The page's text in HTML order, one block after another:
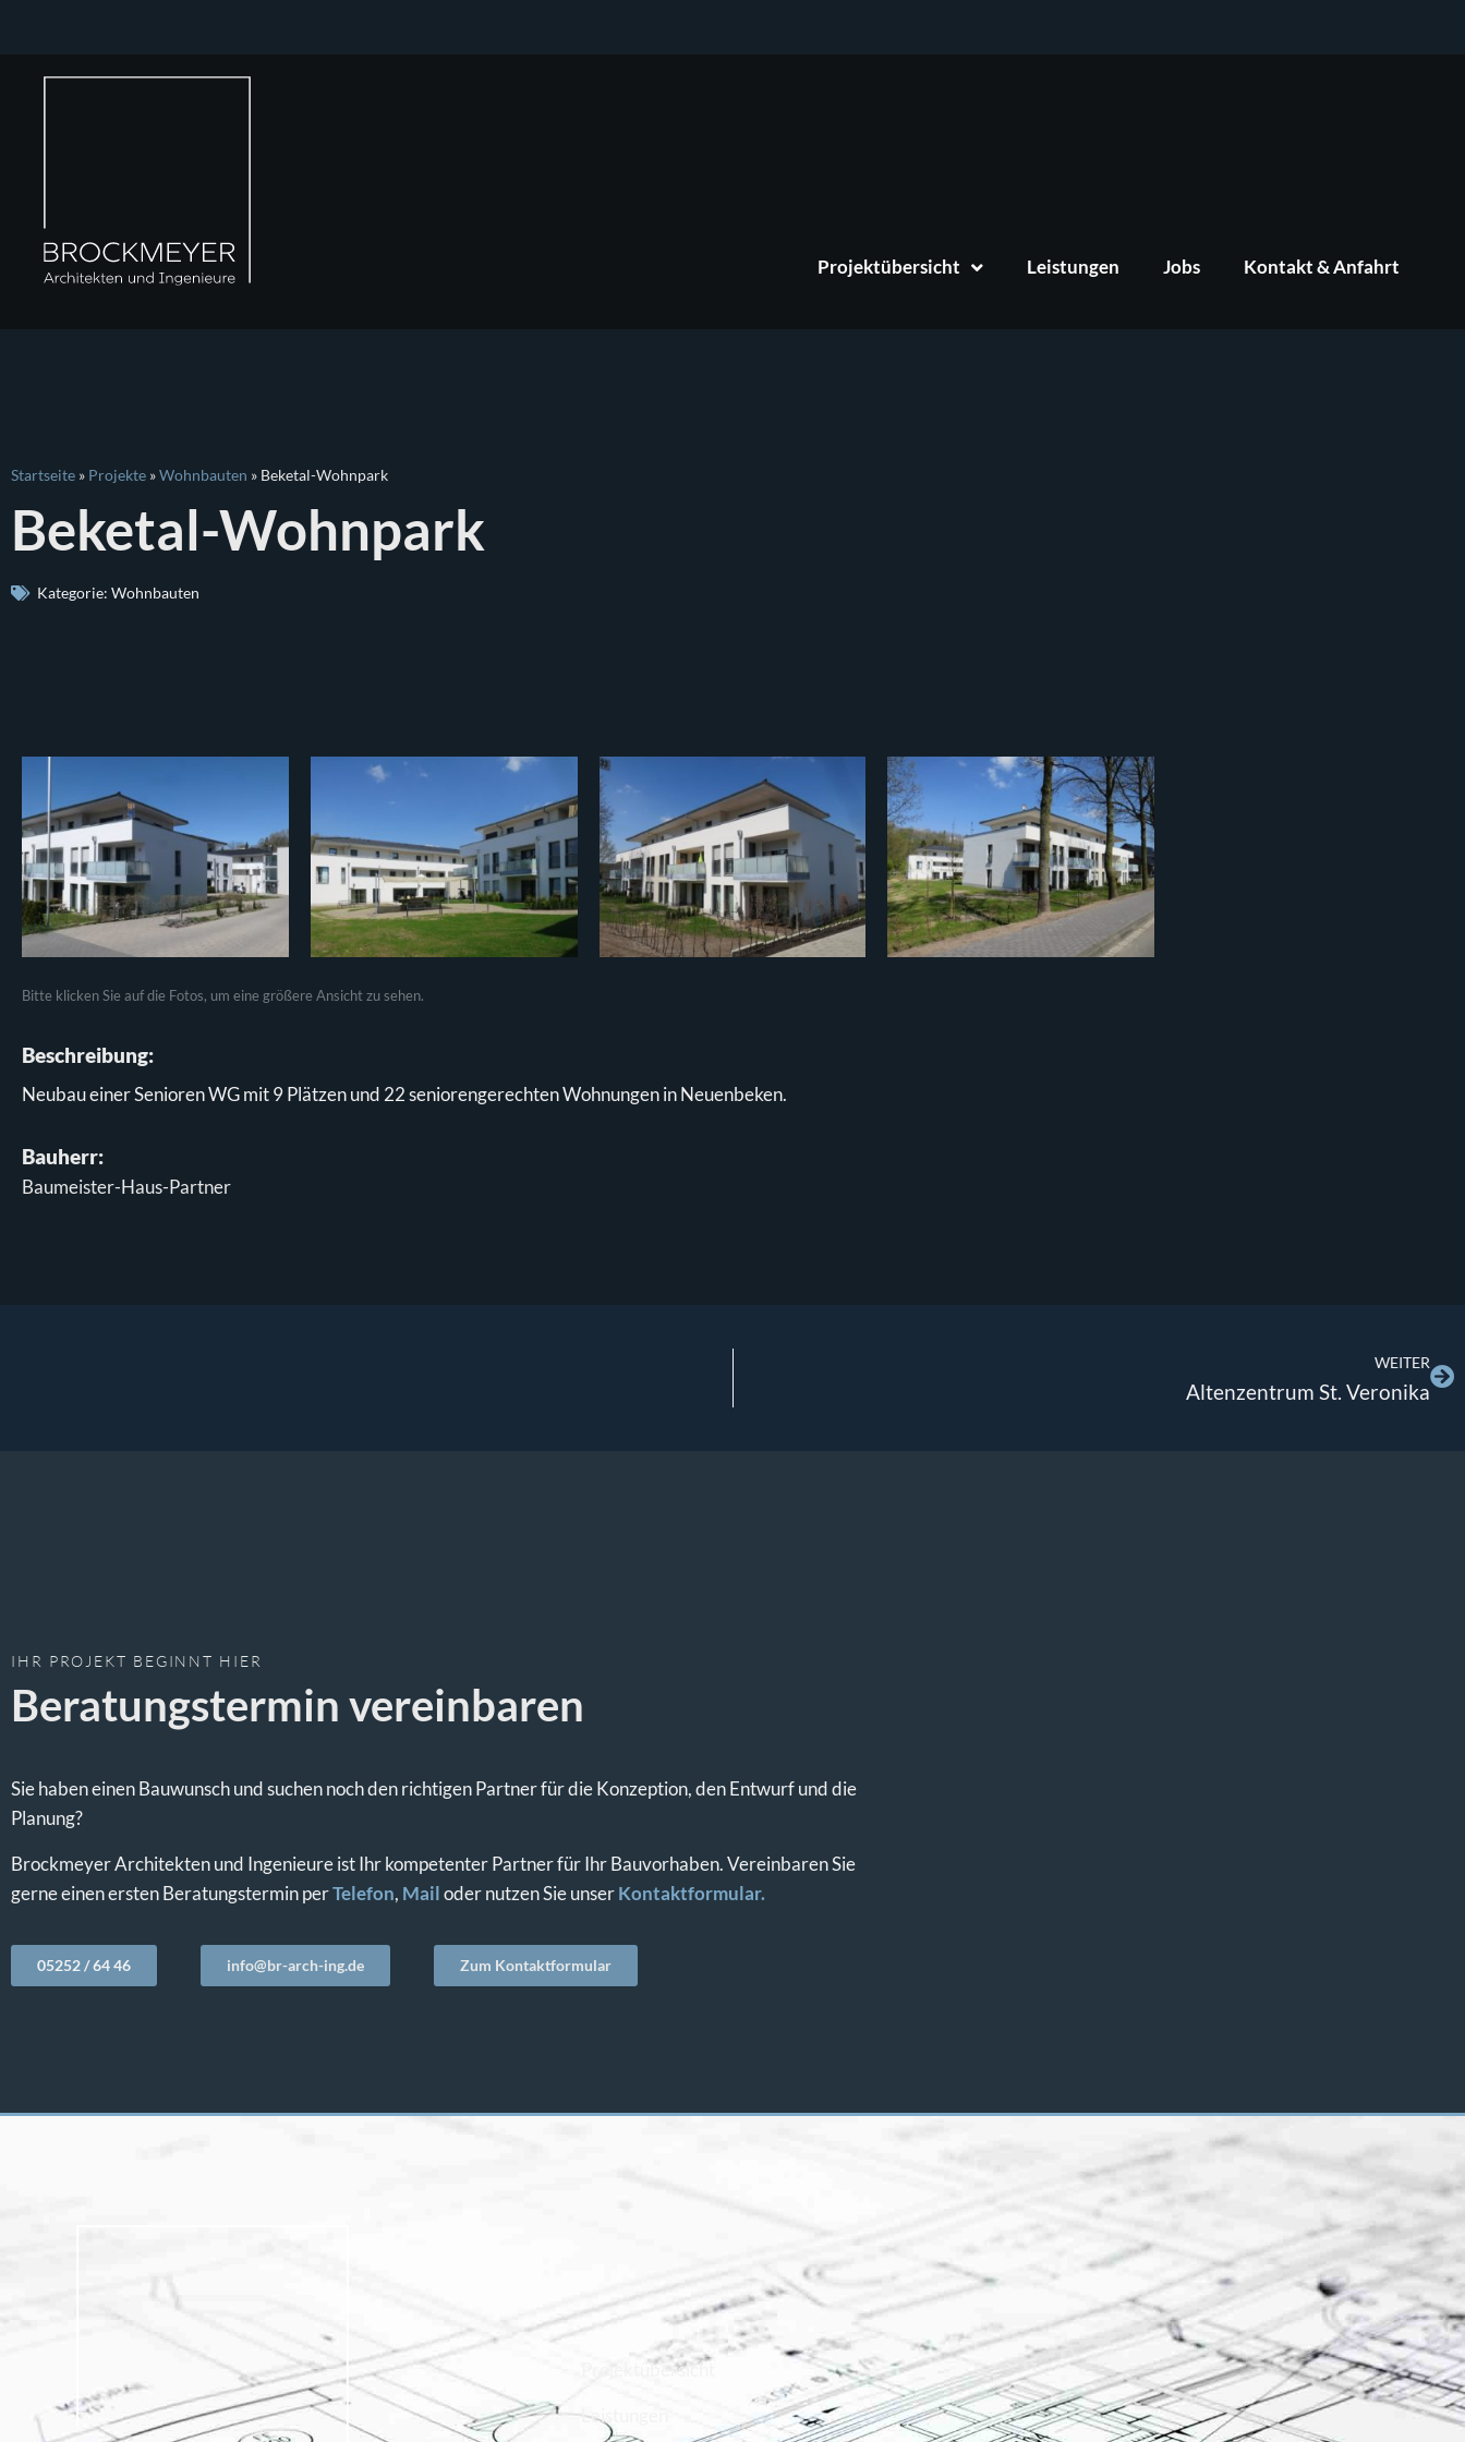
Projektübersicht Leistungen Jobs Kontakt & Anfahrt
Startseite » Projekte »Wohnbauten » Beketal-Wohnpark
Beketal-Wohnpark
Kategorie: Wohnbauten
Bitte klicken Sie auf die Fotos, um eine größere Ansicht zu sehen.
Beschreibung:
Neubau einer Senioren WG mit 9 Plätzen und 22 seniorengerechten Wohnungen in Neuenbeken.
Bauherr:
Baumeister-Haus-Partner
WEITER
Altenzentrum St. Veronika
IHR PROJEKT BEGINNT HIER
Beratungstermin vereinbaren
Sie haben einen Bauwunsch und suchen noch den richtigen Partner für die Konzeption, den Entwurf und die
Planung?
Brockmeyer Architekten und Ingenieure ist Ihr kompetenter Partner für Ihr Bauvorhaben. Vereinbaren Sie
gerne einen ersten Beratungstermin perTelefon, Mailoder nutzen Sie unserKontaktformular.
05252 / 64 46 info@br-arch-ing.de Zum Kontaktformular
Projektübersicht
Leistungen